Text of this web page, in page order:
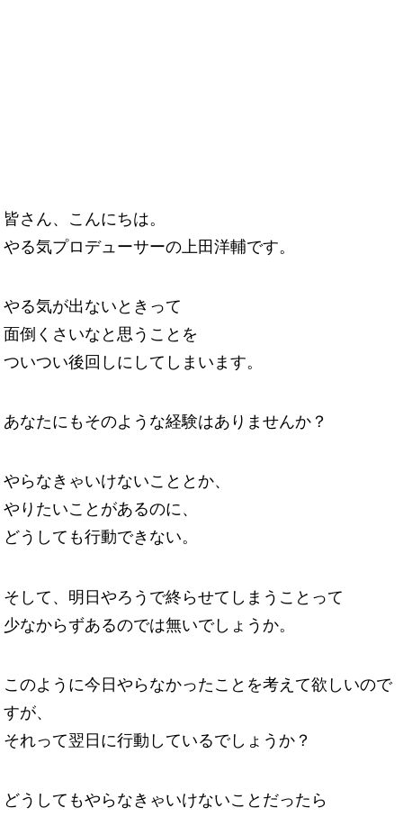
皆さん、こんにちは。
やる気プロデューサーの上田洋輔です。
やる気が出ないときって
面倒くさいなと思うことを
ついつい後回しにしてしまいます。
あなたにもそのような経験はありませんか？
やらなきゃいけないこととか、
やりたいことがあるのに、
どうしても行動できない。
そして、明日やろうで終らせてしまうことって
少なからずあるのでは無いでしょうか。
このように今日やらなかったことを考えて欲しいので
すが、
それって翌日に行動しているでしょうか？
どうしてもやらなきゃいけないことだったら